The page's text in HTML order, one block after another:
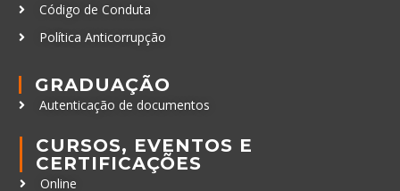
Código de Conduta
Política Anticorrupção
GRADUAÇÃO
Autenticação de documentos
CURSOS, EVENTOS E
CERTIFICAÇÕES
Online